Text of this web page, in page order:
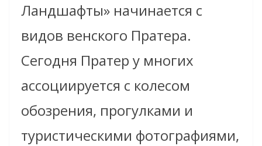
Ландшафты» начинается с
видов венского Пратера.
Сегодня Пратер у многих
ассоциируется с колесом
обозрения, прогулками и
туристическими фотографиями,